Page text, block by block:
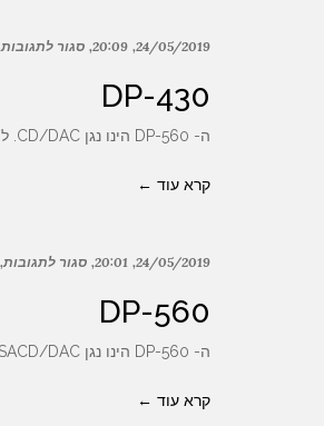
24/05/2019
20:09 סגור לתגובות
DP-430
ה- DP-560 הינו נגן CD/DAC. למרות שאינו מנגן תקליטורים בפורמט SACD, הרי שה- DAC שלו תומך גם ב- DSD.
קרא עוד ←
24/05/2019
20:01 סגור לתגובות
DP-560
ה- DP-560 הינו נגן CD/SACD/DAC. זהו הדגם האמצעי מתוך שלושת הדגמים החד-קופסתיים של החברה ובנוי בסטנדרטים הגבוהים ביותר.
קרא עוד ←